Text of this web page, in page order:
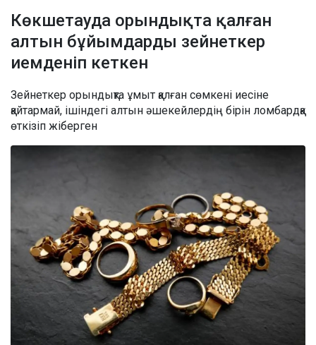
Көкшетауда орындықта қалған
алтын бұйымдарды зейнеткер
иемденіп кеткен
Зейнеткер орындықта ұмыт қалған сөмкені иесіне
қайтармай, ішіндегі алтын әшекейлердің бірін ломбардқа
өткізіп жіберген